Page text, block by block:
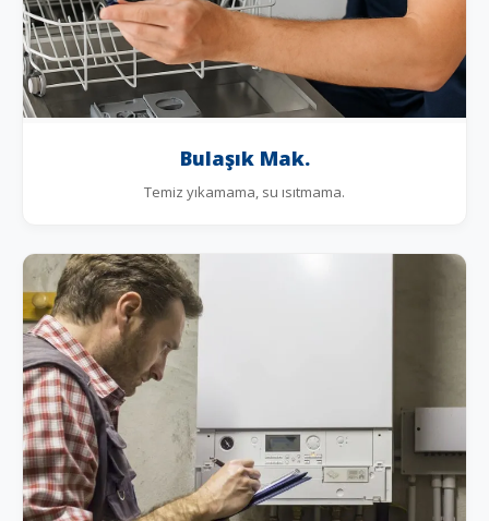
Bulaşık Mak.
Temiz yıkamama, su ısıtmama.